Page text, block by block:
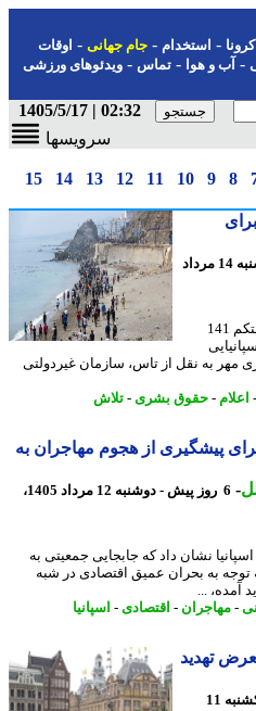
-استخدام- جام جهانی-اوقات
و هوا-تماس-ویدئوهای ورزشی
02:32 | 1405/5/17
سرویسها
9
10
11
12
13
14
15
3 روز پیش - چهارشنبه 14 مرداد
یک گروه حقوق بشری اعلام کرد که دستکم 141
به نقل از تاس، سازمان غیردولتی
-حقوق بشری- تلاش
از هجوم مهاجران به
6 روز پیش - دوشنبه 12 مرداد 1405،
نشان داد که جابجایی جمعیتی به
بحران عمیق اقتصادی در شبه
...
مهاجران- اقتصادی-اسپانیا
تهدید
7 روز پیش - یکشنبه 11